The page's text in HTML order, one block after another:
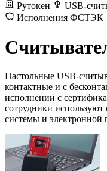
Рутокен
USB-
Исполнения ФСТЭК
Настольные USB-
контактные и с
исполнении с
сотрудники используют
системы и электронной